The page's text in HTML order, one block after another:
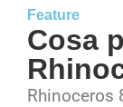
Feature
Cosa
Rhinoceros